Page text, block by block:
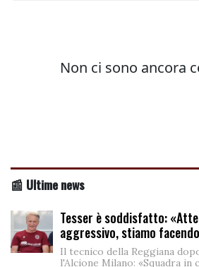
📰 Ultime news
Tesser è soddisfatto:
aggressivo, stiamo
Il tecnico della Reggiana
l'Alcione Milano: «Squadra in